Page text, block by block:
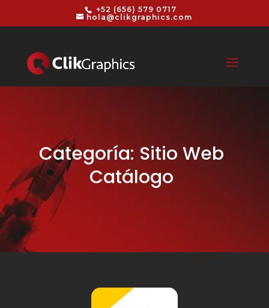
+52 (656) 579 0717
hola@clikgraphics.com
Categoría: Sitio Web
Catálogo